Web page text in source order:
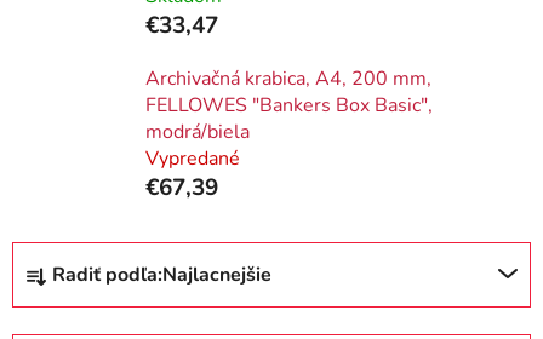
€33,47
Archivačná krabica, A4, 200 mm,
FELLOWES "Bankers Box Basic",
modrá/biela
Vypredané
€67,39
R
d
Radiť podľa:Najlacnejšie